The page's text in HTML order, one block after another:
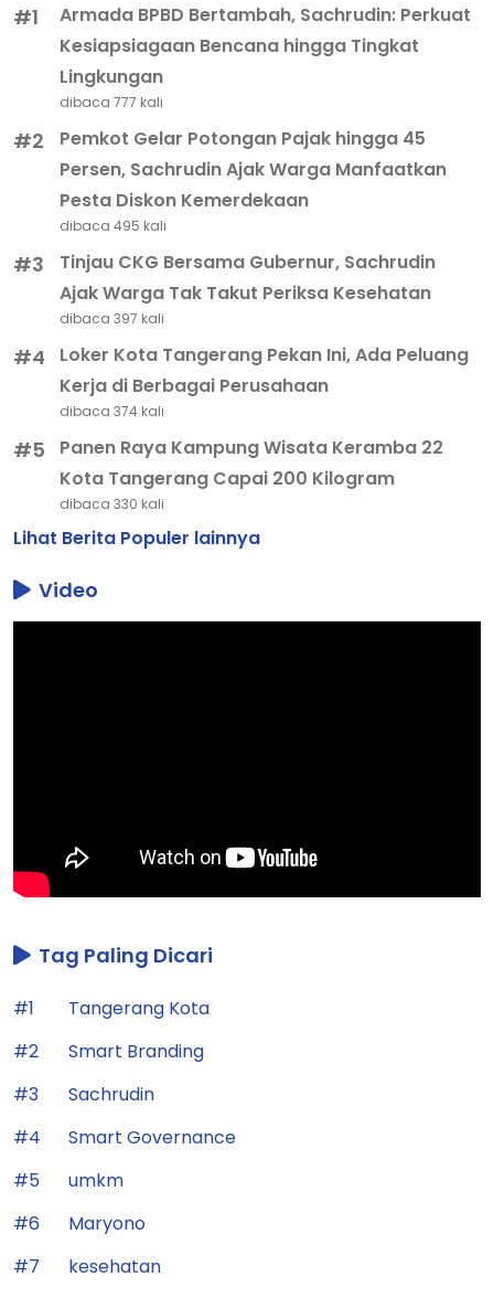
#1
Armada BPBD Bertambah, Sachrudin: Perkuat
Kesiapsiagaan Bencana hingga Tingkat
Lingkungan
dibaca 777 kali
#2
Pemkot Gelar Potongan Pajak hingga 45
Persen, Sachrudin Ajak Warga Manfaatkan
Pesta Diskon Kemerdekaan
dibaca 495 kali
#3
Tinjau CKG Bersama Gubernur, Sachrudin
Ajak Warga Tak Takut Periksa Kesehatan
dibaca 397 kali
#4
Loker Kota Tangerang Pekan Ini, Ada Peluang
Kerja di Berbagai Perusahaan
dibaca 374 kali
#5
Panen Raya Kampung Wisata Keramba 22
Kota Tangerang Capai 200 Kilogram
dibaca 330 kali
Lihat Berita Populer lainnya
Video
Tag Paling Dicari
#1
Tangerang Kota
#2
Smart Branding
#3
Sachrudin
#4
Smart Governance
#5
umkm
#6
Maryono
#7
kesehatan